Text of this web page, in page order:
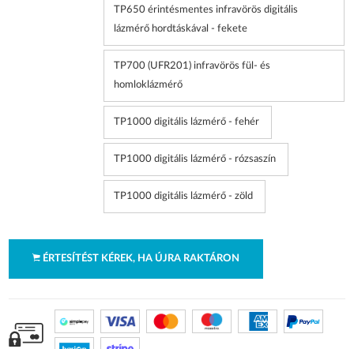
TP650 érintésmentes infravörös digitális
lázmérő hordtáskával - fekete
TP700 (UFR201) infravörös fül- és
homloklázmérő
TP1000 digitális lázmérő - fehér
TP1000 digitális lázmérő - rózsaszín
TP1000 digitális lázmérő - zöld
ÉRTESÍTÉST KÉREK, HA ÚJRA RAKTÁRON